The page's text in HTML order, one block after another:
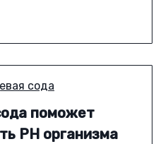
поможет
PH организма